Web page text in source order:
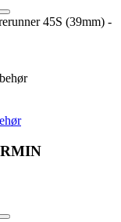
45S (39mm) -